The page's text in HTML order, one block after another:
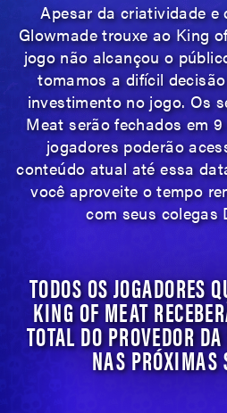
Apesar da criatividade e
Glowmade trouxe ao King
jogo não alcançou o
tomamos a difícil
investimento no jogo. Os
Meat serão fechados em
jogadores poderão
conteúdo atual até essa
você aproveite o tempo
com seus colegas
TODOS OS JOGADORES
KING OF MEAT
TOTAL DO PROVEDOR
NAS PRÓXIMAS